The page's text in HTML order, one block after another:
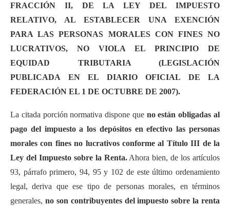
FRACCIÓN II, DE LA LEY DEL IMPUESTO
RELATIVO, AL ESTABLECER UNA EXENCIÓN
PARA LAS PERSONAS MORALES CON FINES NO
LUCRATIVOS, NO VIOLA EL PRINCIPIO DE
EQUIDAD TRIBUTARIA (LEGISLACIÓN
PUBLICADA EN EL DIARIO OFICIAL DE LA
FEDERACIÓN EL 1 DE OCTUBRE DE 2007).
La citada porción normativa dispone que no están obligadas al
pago del impuesto a los depósitos en efectivo las personas
morales con fines no lucrativos conforme al Título III de la
Ley del Impuesto sobre la Renta.Ahora bien, de los artículos
93, párrafo primero, 94, 95 y 102 de este último ordenamiento
legal, deriva que ese tipo de personas morales, en términos
generales, no son contribuyentes del impuesto sobre la renta